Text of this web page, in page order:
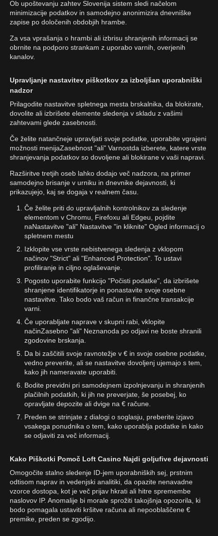
Ob upoštevanju zahtev Slovenija sistem sledi načelom
minimizacije podatkov in samodejno anonimizira dnevniške
zapise po določenih obdobjih hrambe.
Za vsa vprašanja o hrambi ali izbrisu shranjenih informacij se
obrnite na podporo strankam z uporabo varnih, overjenih
kanalov.
Upravljanje nastavitev piškotkov za izboljšan uporabniški
nadzor
Prilagodite nastavitve spletnega mesta brskalnika, da blokirate,
dovolite ali izbrišete elemente sledenja v skladu z vašimi
zahtevami glede zasebnosti.
Če želite natančneje upravljati svoje podatke, uporabite vgrajeni
možnosti menijaZasebnost "ali" Varnostda izberete, katere vrste
shranjevanja podatkov so dovoljene ali blokirane v vaši napravi.
Razširitve tretjih oseb lahko dodajo več nadzora, na primer
samodejno brisanje v urniku in dnevnike dejavnosti, ki
prikazujejo, kaj se dogaja v realnem času.
Če želite priti do upravljalnih kontrolnikov za sledenje
elementom v Chromu, Firefoxu ali Edgeu, pojdite
naNastavitve "ali" Nastavitve "in kliknite" Ogled informacij o
spletnem mestu
Izklopite vse vrste nebistvenega sledenja z vklopom
načinov "Strict" ali "Enhanced Protection". To ustavi
profiliranje in ciljno oglaševanje.
Pogosto uporabite funkcijo "Počisti podatke", da izbrišete
shranjene identifikatorje in ponastavite svoje osebne
nastavitve. Tako bodo vaš račun in finančne transakcije
varni.
Če uporabljate naprave v skupni rabi, vklopite
načinZasebno "ali" Neznanoda po odjavi ne boste shranili
zgodovine brskanja.
Da bi zaščitili svoje ravnotežje v € in svoje osebne podatke,
vedno preverite, ali se nastavitve dovoljenj ujemajo s tem,
kako jih nameravate uporabiti.
Bodite previdni pri samodejnem izpolnjevanju in shranjenih
plačilnih podatkih, ki jih ne preverjate, še posebej, ko
opravljate depozite ali dvige na € račune.
Preden se strinjate z dialogi o soglasju, preberite izjavo
vsakega ponudnika o tem, kako uporablja podatke in kako
se odjaviti za več informacij.
Kako Piškotki Pomoč Loft Casino Najdi goljufive dejavnosti
Omogočite stalno sledenje ID-jem uporabniških sej, prstnim
odtisom naprav in vedenjski analitiki, da opazite nenavadne
vzorce dostopa, kot je več prijav hkrati ali hitre spremembe
naslovov IP. Anomalije bi morale sprožiti takojšnja opozorila, ki
bodo pomagala ustaviti kršitve računa ali nepooblaščene €
premike, preden se zgodijo.